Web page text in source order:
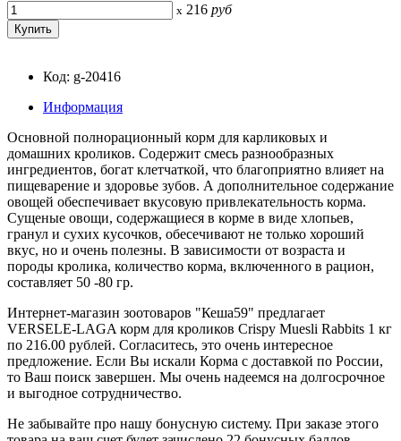
x 216 руб
Код: g-20416
Информация
Основной полнорационный корм для карликовых и
домашних кроликов. Содержит смесь разнообразных
ингредиентов, богат клетчаткой, что благоприятно влияет на
пищеварение и здоровье зубов. А дополнительное содержание
овощей обеспечивает вкусовую привлекательность корма.
Сущеные овощи, содержащиеся в корме в виде хлопьев,
гранул и сухих кусочков, обесечивают не только хороший
вкус, но и очень полезны. В зависимости от возраста и
породы кролика, количество корма, включенного в рацион,
составляет 50 -80 гр.
Интернет-магазин зоотоваров "Кеша59" предлагает
VERSELE-LAGA корм для кроликов Crispy Muesli Rabbits 1 кг
по 216.00 рублей. Согласитесь, это очень интересное
предложение. Если Вы искали Корма с доставкой по России,
то Ваш поиск завершен. Мы очень надеемся на долгосрочное
и выгодное сотрудничество.
Не забывайте про нашу бонусную систему. При заказе этого